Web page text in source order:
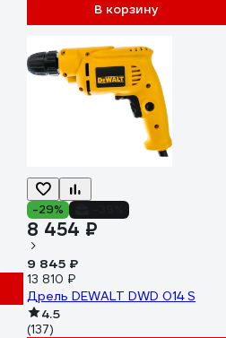
В корзину
-29%
8 454 ₽
9 845 ₽
13 810 ₽
Дрель DEWALT DWD 014 S
4.5
(137)